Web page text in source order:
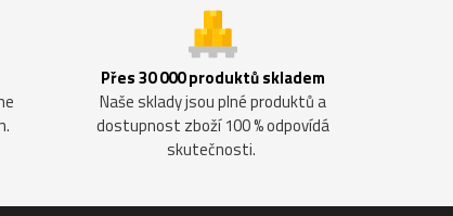
Přes 30 000 produktů skladem
Naše sklady jsou plné produktů a
dostupnost zboží 100 % odpovídá
skutečnosti.